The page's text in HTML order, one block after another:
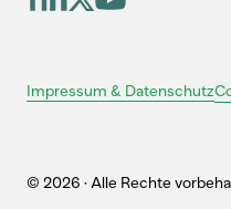
Impressum & Datenschutz
© 2026 · Alle Rechte